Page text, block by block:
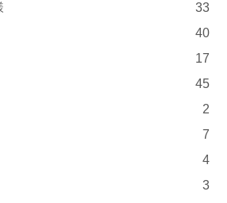
33
40
17
45
2
7
4
3